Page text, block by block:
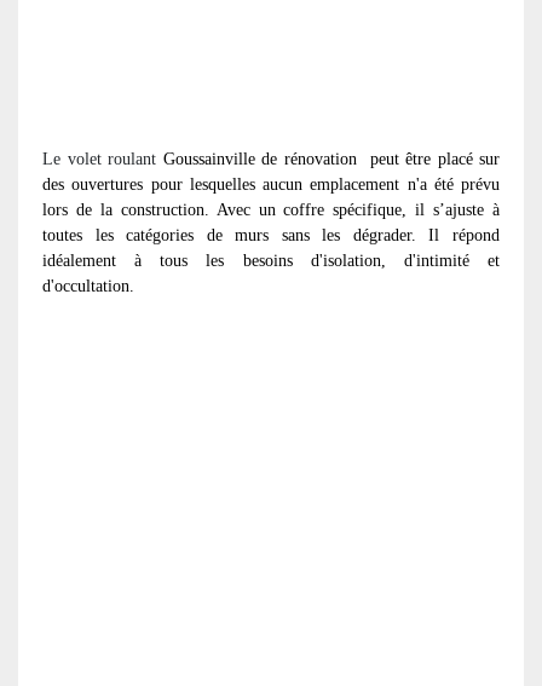
Le volet roulant Goussainville de rénovation
peut être placé sur
des ouvertures pour lesquelles aucun emplacement n'a été prévu
lors de la construction. Avec un coffre spécifique, il s’ajuste à
toutes les catégories de murs sans les dégrader. Il répond
idéalement à tous les besoins d'isolation, d'intimité et
d'occultation.